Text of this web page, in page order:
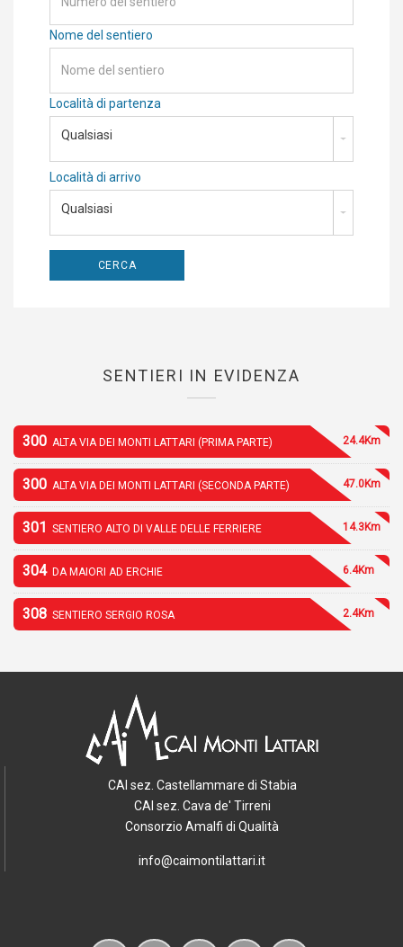
Nome del sentiero
Località di partenza
Qualsiasi
Località di arrivo
Qualsiasi
SENTIERI IN EVIDENZA
300 ALTA VIA DEI MONTI LATTARI (PRIMA PARTE) 24.4Km
300 ALTA VIA DEI MONTI LATTARI (SECONDA PARTE) 47.0Km
301 SENTIERO ALTO DI VALLE DELLE FERRIERE 14.3Km
304 DA MAIORI AD ERCHIE 6.4Km
308 SENTIERO SERGIO ROSA 2.4Km
CAI sez. Castellammare di Stabia
CAI sez. Cava de' Tirreni
Consorzio Amalfi di Qualità
info@caimontilattari.it